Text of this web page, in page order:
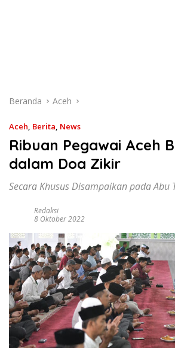
Beranda Aceh
Aceh, Berita, News
Ribuan Pegawai Aceh
dalam Doa Zikir
Secara Khusus Disampaikan pada Abu
Redaksi
8 Oktober 2022